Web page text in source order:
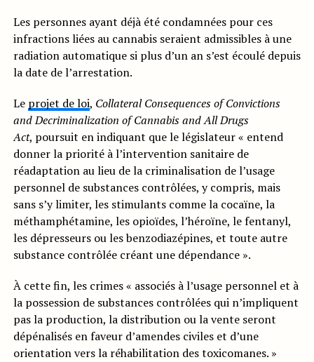
Les personnes ayant déjà été condamnées pour ces
infractions liées au cannabis seraient admissibles à une
radiation automatique si plus d’un an s’est écoulé depuis
la date de l’arrestation.
Le projet de loi, Collateral Consequences of Convictions
and Decriminalization of Cannabis and All Drugs
Act, poursuit en indiquant que le législateur « entend
donner la priorité à l’intervention sanitaire de
réadaptation au lieu de la criminalisation de l’usage
personnel de substances contrôlées, y compris, mais
sans s’y limiter, les stimulants comme la cocaïne, la
méthamphétamine, les opioïdes, l’héroïne, le fentanyl,
les dépresseurs ou les benzodiazépines, et toute autre
substance contrôlée créant une dépendance ».
À cette fin, les crimes « associés à l’usage personnel et à
la possession de substances contrôlées qui n’impliquent
pas la production, la distribution ou la vente seront
dépénalisés en faveur d’amendes civiles et d’une
orientation vers la réhabilitation des toxicomanes. »